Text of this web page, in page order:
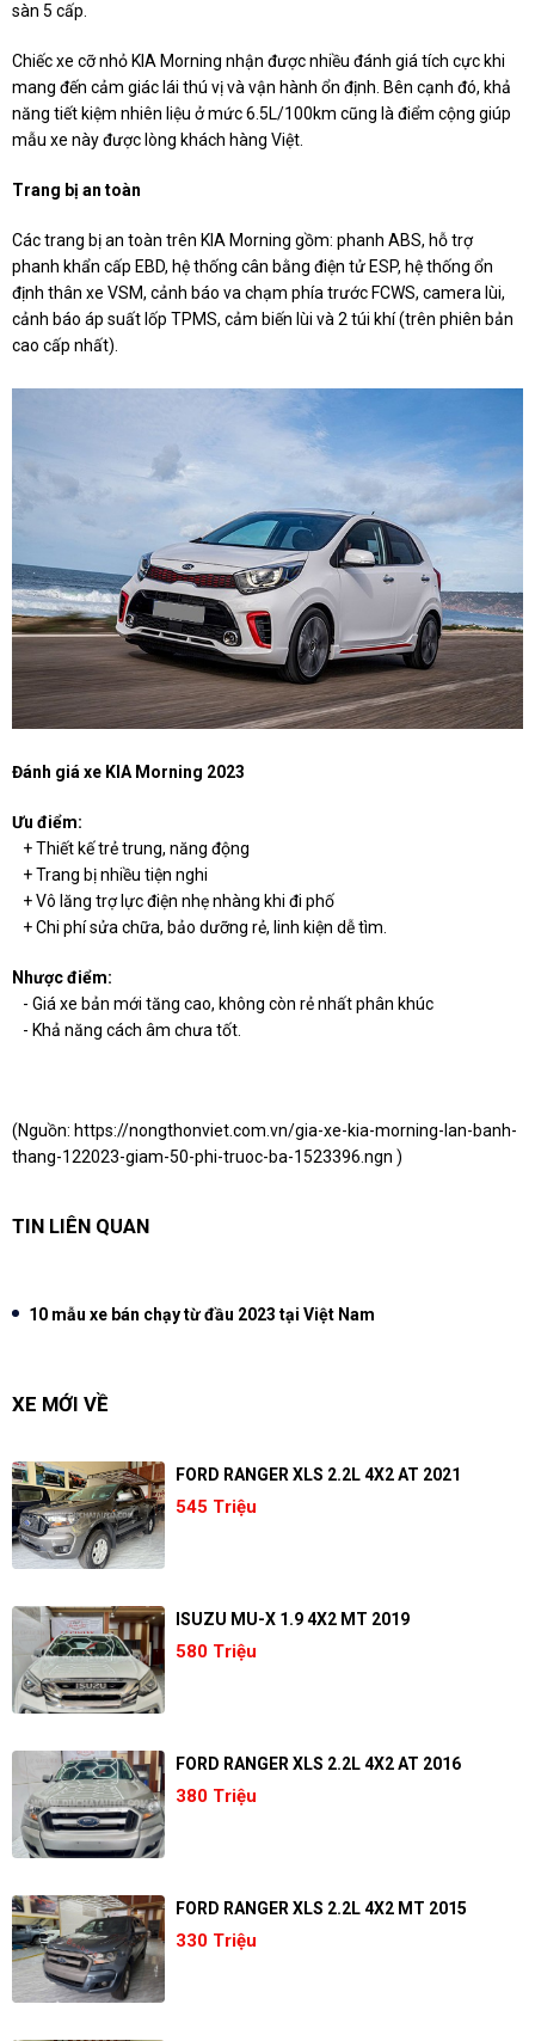
sàn 5 cấp.
Chiếc xe cỡ nhỏ KIA Morning nhận được nhiều đánh giá tích cực khi
mang đến cảm giác lái thú vị và vận hành ổn định. Bên cạnh đó, khả
năng tiết kiệm nhiên liệu ở mức 6.5L/100km cũng là điểm cộng giúp
mẫu xe này được lòng khách hàng Việt.
Trang bị an toàn
Các trang bị an toàn trên KIA Morning gồm: phanh ABS, hỗ trợ
phanh khẩn cấp EBD, hệ thống cân bằng điện tử ESP, hệ thống ổn
định thân xe VSM, cảnh báo va chạm phía trước FCWS, camera lùi,
cảnh báo áp suất lốp TPMS, cảm biến lùi và 2 túi khí (trên phiên bản
cao cấp nhất).
Đánh giá xe KIA Morning 2023
Ưu điểm:
+ Thiết kế trẻ trung, năng động
+ Trang bị nhiều tiện nghi
​​​​​​​ + Vô lăng trợ lực điện nhẹ nhàng khi đi phố
​​​​​​​ + Chi phí sửa chữa, bảo dưỡng rẻ, linh kiện dễ tìm.
Nhược điểm:
​​​​​​​ - Giá xe bản mới tăng cao, không còn rẻ nhất phân khúc
- Khả năng cách âm chưa tốt.
(Nguồn: https://nongthonviet.com.vn/gia-xe-kia-morning-lan-banh-
thang-122023-giam-50-phi-truoc-ba-1523396.ngn )
TIN LIÊN QUAN
10 mẫu xe bán chạy từ đầu 2023 tại Việt Nam
XE MỚI VỀ
FORD RANGER XLS 2.2L 4X2 AT 2021
545 Triệu
ISUZU MU-X 1.9 4X2 MT 2019
580 Triệu
FORD RANGER XLS 2.2L 4X2 AT 2016
380 Triệu
FORD RANGER XLS 2.2L 4X2 MT 2015
330 Triệu